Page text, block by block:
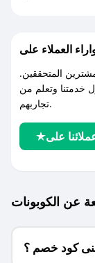
المتحققين.
خدمتنا وتعلم من
تجاربهم.
عن الكوبونات
كود خصم ؟